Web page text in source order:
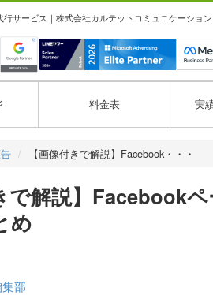
行サービス｜株式会社カルテットコミュニケーショ
料金表 実
【画像付きで解説】Facebook・・・
で解説】Facebook
め
部